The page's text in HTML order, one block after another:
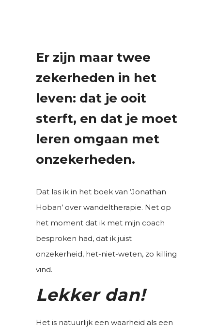
Er zijn maar twee
zekerheden in het
leven: dat je ooit
sterft, en dat je moet
leren omgaan met
onzekerheden.
Dat las ik in het boek van ‘Jonathan
Hoban’ over wandeltherapie. Net op
het moment dat ik met mijn coach
besproken had, dat ik juist
onzekerheid, het-niet-weten, zo killing
vind.
Lekker dan!
Het is natuurlijk een waarheid als een